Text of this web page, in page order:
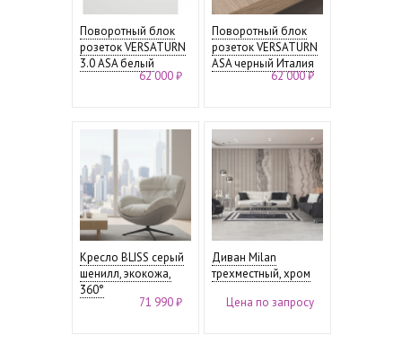
Поворотный блок
розеток VERSATURN
3.0 ASA белый
62 000 ₽
Поворотный блок
розеток VERSATURN
ASA черный Италия
62 000 ₽
Кресло BLISS серый
шенилл, экокожа,
360°
71 990 ₽
Диван Milan
трехместный, хром
Цена по запросу